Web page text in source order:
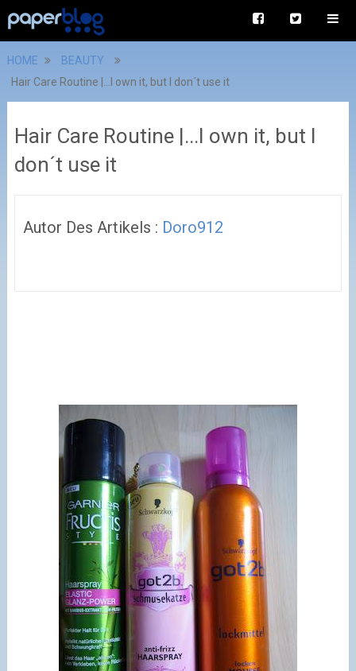
HOME
BEAUTY
Hair Care Routine |...I own it, but I don´t use it
Hair Care Routine |...I own it, but I
don´t use it
Autor Des Artikels : Doro912